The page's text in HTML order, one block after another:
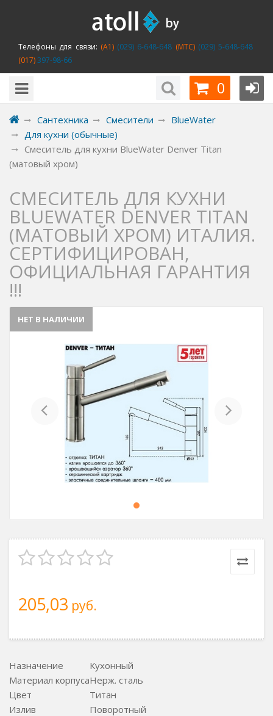
Телефоны для связи: (A1)(029) 6-648-648 (MTC)(029) 5-648-648
(017)397-98-66
0
Сантехника Смесители
BlueWater
Для кухни (обычные)
Смеситель для кухни BlueWater Denver Titan
(матовый хром)
СМЕСИТЕЛЬ ДЛЯ КУХНИ
BLUEWATER DENVER TITAN
(МАТОВЫЙ ХРОМ) ИТАЛИЯ.
СЕРТИФИЦИРОВАН,
ОФИЦИАЛЬНАЯ ГАРАНТИЯ
!!!
НЕТ В НАЛИЧИИ
Previous
205,03 руб.
Назначение
Кухонный
Материал корпусаНерж. сталь
Цвет
Титан
Излив
Поворотный